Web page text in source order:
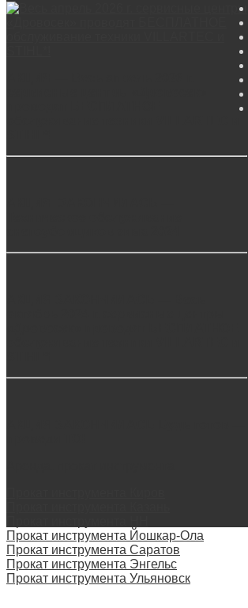
Прокат инструмента Йошкар-Ола
Прокат инструмента Саратов
Прокат инструмента Энгельс
Прокат инструмента Ульяновск